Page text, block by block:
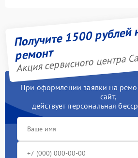
Получите 1500 рублей
ремонт
Акция сервисного центра
При оформлении заявки на
сайт,
действует персональная